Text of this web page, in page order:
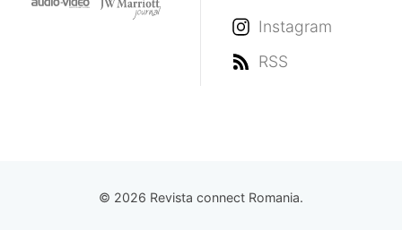
Instagram
RSS
© 2026 Revista connect Romania.